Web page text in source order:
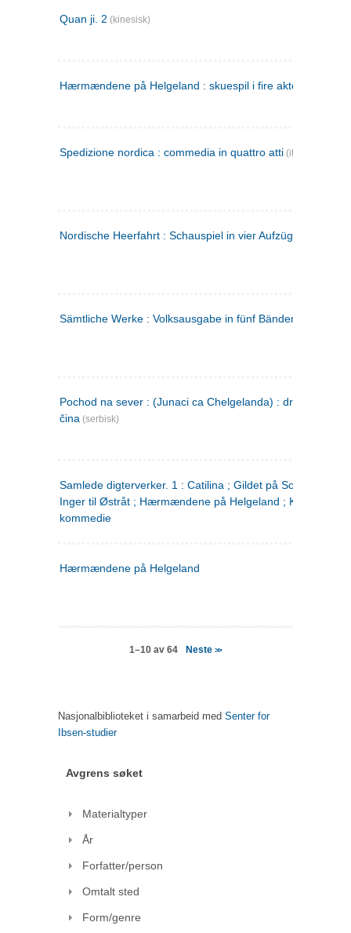
Quan ji. 2 (kinesisk)
Hærmændene på Helgeland : skuespil i fire akter
Spedizione nordica : commedia in quattro atti (italiensk)
Nordische Heerfahrt : Schauspiel in vier Aufzügen
Sämtliche Werke : Volksausgabe in fünf Bänden
Pochod na sever : (Junaci ca Chelgelanda) : drama u četiri
čina (serbisk)
Samlede digterverker. 1 : Catilina ; Gildet på Solhaug ; Fru
Inger til Østråt ; Hærmændene på Helgeland ;
kommedie
Hærmændene på Helgeland
1–10 av 64 Neste>>
Nasjonalbiblioteket i samarbeid med Senter for
Ibsen-studier
Avgrens søket
Materialtyper
År
Forfatter/person
Omtalt sted
Form/genre